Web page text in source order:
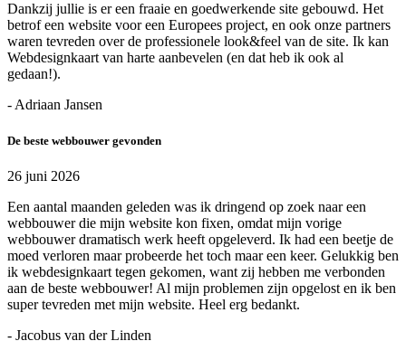
Dankzij jullie is er een fraaie en goedwerkende site gebouwd. Het
betrof een website voor een Europees project, en ook onze partners
waren tevreden over de professionele look&feel van de site. Ik kan
Webdesignkaart van harte aanbevelen (en dat heb ik ook al
gedaan!).
- Adriaan Jansen
De beste webbouwer gevonden
26 juni 2026
Een aantal maanden geleden was ik dringend op zoek naar een
webbouwer die mijn website kon fixen, omdat mijn vorige
webbouwer dramatisch werk heeft opgeleverd. Ik had een beetje de
moed verloren maar probeerde het toch maar een keer. Gelukkig ben
ik webdesignkaart tegen gekomen, want zij hebben me verbonden
aan de beste webbouwer! Al mijn problemen zijn opgelost en ik ben
super tevreden met mijn website. Heel erg bedankt.
- Jacobus van der Linden